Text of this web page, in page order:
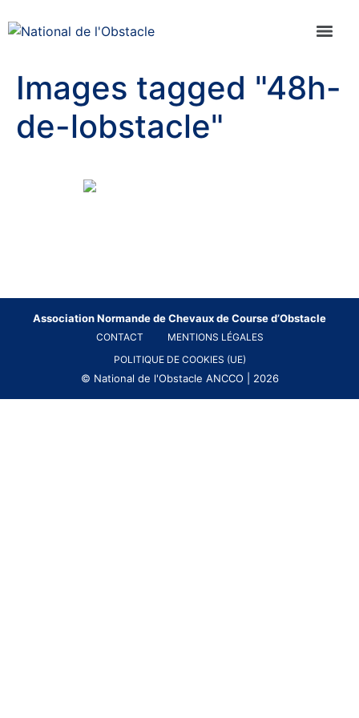
Images tagged "48h-
de-lobstacle"
Association Normande de Chevaux de Course d’Obstacle
CONTACT
MENTIONS LÉGALES
POLITIQUE DE COOKIES (UE)
© National de l'Obstacle ANCCO | 2026